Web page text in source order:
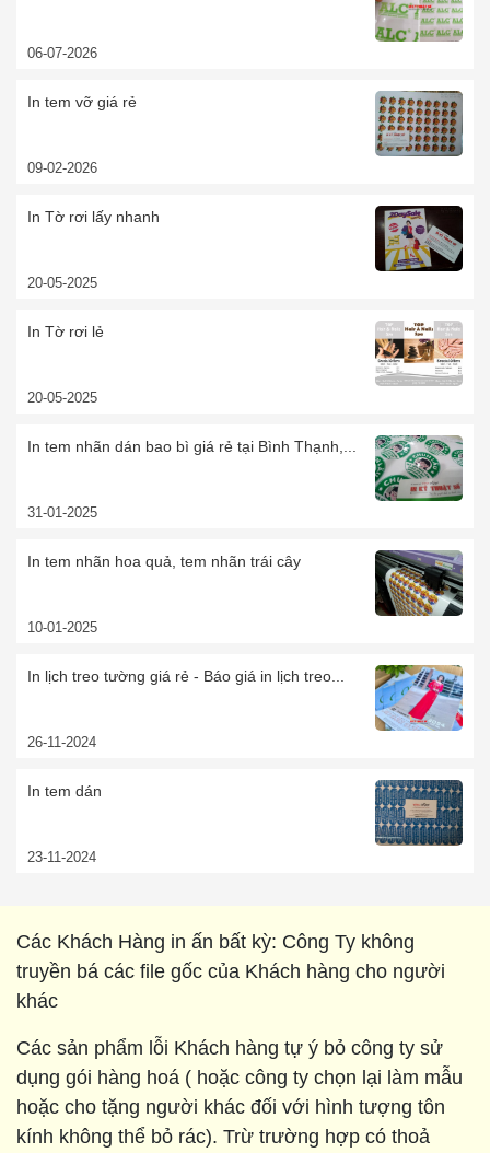
06-07-2026
In tem vỡ giá rẻ
09-02-2026
In Tờ rơi lấy nhanh
20-05-2025
In Tờ rơi lẻ
20-05-2025
In tem nhãn dán bao bì giá rẻ tại Bình Thạnh,...
31-01-2025
In tem nhãn hoa quả, tem nhãn trái cây
10-01-2025
In lịch treo tường giá rẻ - Báo giá in lịch treo...
26-11-2024
In tem dán
23-11-2024
Các Khách Hàng in ấn bất kỳ: Công Ty không
truyền bá các file gốc của Khách hàng cho người
khác
Các sản phẩm lỗi Khách hàng tự ý bỏ công ty sử
dụng gói hàng hoá ( hoặc công ty chọn lại làm mẫu
hoặc cho tặng người khác đối với hình tượng tôn
kính không thể bỏ rác). Trừ trường hợp có thoả